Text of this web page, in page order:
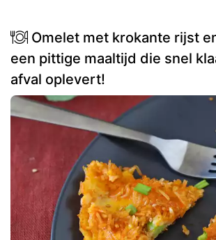
Omelet met krokante rijst
een pittige maaltijd die snel
afval oplevert!